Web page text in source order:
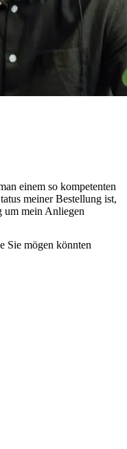
einem so kompetenten
meiner Bestellung ist,
um mein Anliegen
Sie mögen könnten